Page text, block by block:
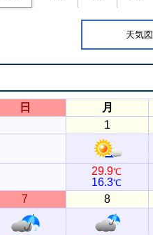
天気図
日 月
1
29.9℃
16.3℃
7 8